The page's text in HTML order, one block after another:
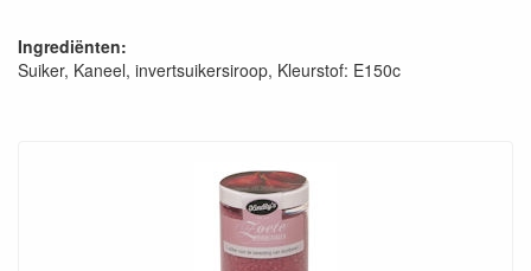
Ingrediënten:
Suiker, Kaneel, invertsuikersiroop, Kleurstof: E150c